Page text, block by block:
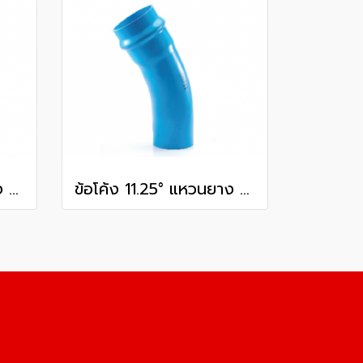
ข้อโค้ง 11.25° แหวนยาง ES1 SCG ขนาด 300 มม. (12 นิ้ว ) ชั้น 13.5 ข้อโค้ง 11.25° แหวนยาง ES1 SCG ขนาด 250 มม. (10 นิ้ว ) ชั้น 13.5